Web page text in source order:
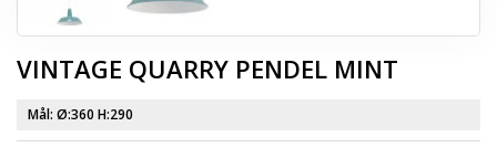
VINTAGE QUARRY PENDEL MINT
Mål: Ø:360 H:290